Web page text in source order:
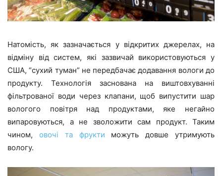
Натомість, як зазначається у відкритих джерелах, на
відміну від систем, які зазвичай використовуються у
США, “сухий туман” не передбачає додавання вологи до
продукту. Технологія заснована на виштовхуванні
фільтрованої води через клапани, щоб випустити шар
вологого повітря над продуктами, яке негайно
випаровуються, а не зволожити сам продукт. Таким
чином, овочі та фрукти можуть довше утримують
вологу.